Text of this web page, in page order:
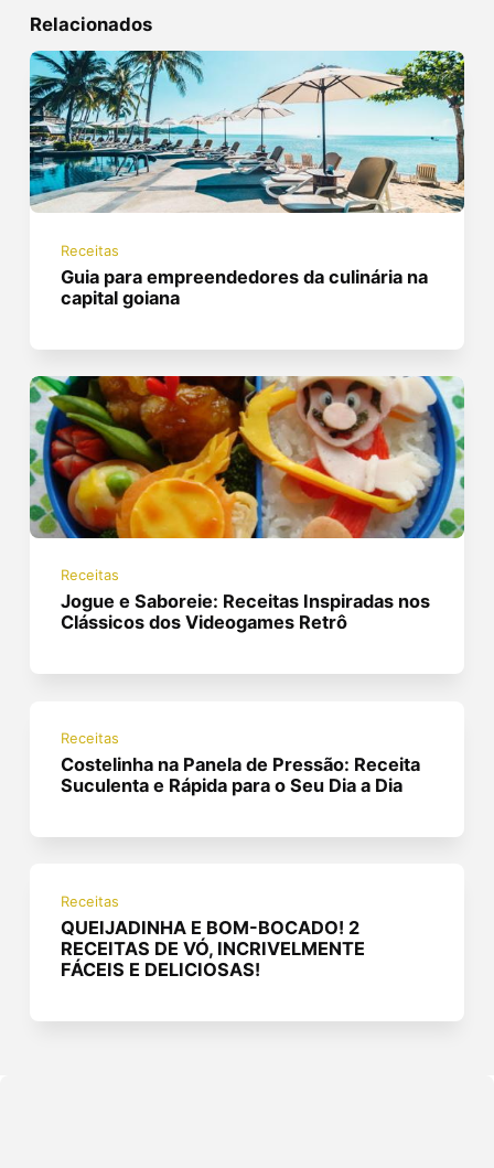
Relacionados
Receitas
Guia para empreendedores da culinária na
capital goiana
Receitas
Jogue e Saboreie: Receitas Inspiradas nos
Clássicos dos Videogames Retrô
Receitas
Costelinha na Panela de Pressão: Receita
Suculenta e Rápida para o Seu Dia a Dia
Receitas
QUEIJADINHA E BOM-BOCADO! 2
RECEITAS DE VÓ, INCRIVELMENTE
FÁCEIS E DELICIOSAS!